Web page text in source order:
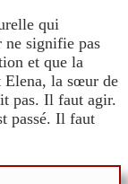
qui
ne signifie pas
et que la
Elena, la sœur de
pas. Il faut agir.
passé. Il faut